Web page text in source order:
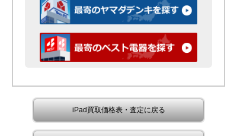
iPad買取価格表・査定に戻る